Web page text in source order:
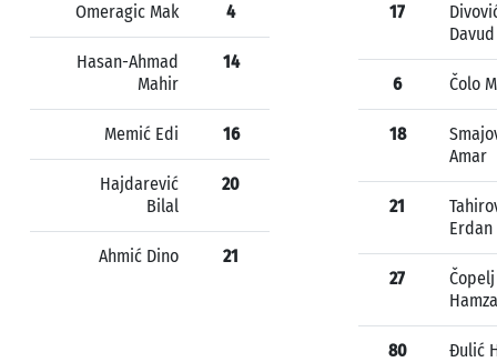
Omeragic Mak 4
Hasan-Ahmad
Mahir
14
Memić Edi 16
Hajdarević
Bilal
20
Ahmić Dino 21
17
Davud
6 Čolo
18
Amar
21
Erdan
27
Čopelj
Hamza
80 Đulić